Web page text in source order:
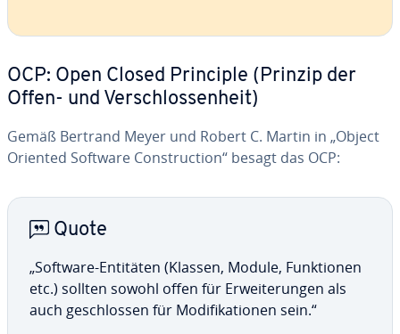
OCP: Open Closed Principle (Prinzip der
Offen- und Versch­los­sen­heit)
Gemäß Bertrand Meyer und Robert C. Martin in „Object
Oriented Software Const­ruc­tion“ besagt das OCP:
Quote
„Software-Entitäten (Klassen, Module, Funk­tio­nen
etc.) sollten sowohl offen für Erwei­te­run­gen als
auch gesch­los­sen für Mo­di­fi­ka­tio­nen sein.“